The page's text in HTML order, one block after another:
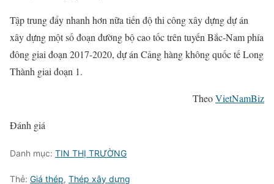
Tập trung đẩy nhanh hơn nữa tiến độ thi công xây dựng dự án
xây dựng một số đoạn đường bộ cao tốc trên tuyến Bắc-Nam phía
đông giai đoạn 2017-2020, dự án Cảng hàng không quốc tế Long
Thành giai đoạn 1.
TheoVietNamBiz
Đánh giá
Danh mục: TIN THỊ TRƯỜNG
Thẻ: Giá thép, Thép xây dựng